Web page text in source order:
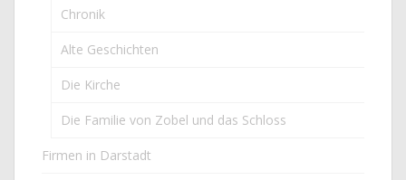
Chronik
Alte Geschichten
Die Kirche
Die Familie von Zobel und das Schloss
Firmen in Darstadt